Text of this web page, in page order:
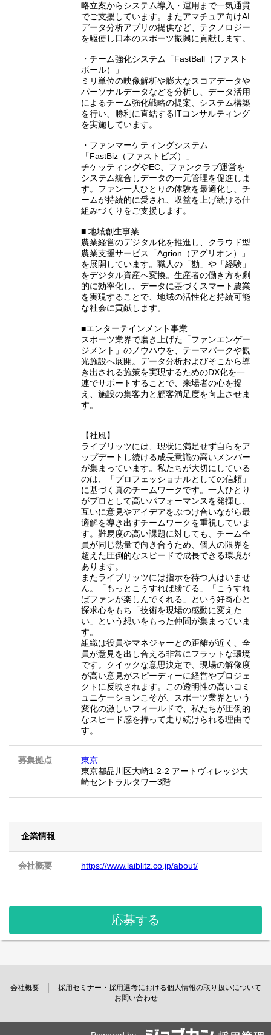
略立案からシステム導入・運用まで一気通貫
でご支援しています。またアマチュア向けAI
データ分析アプリの提供など、テクノロジー
を駆使し日本のスポーツ振興に貢献します。
・チーム強化システム「FastBall（ファスト
ボール）」
ミリ単位の映像解析や膨大なスコアデータや
パーソナルデータなどを分析し、データ活用
によるチーム強化戦略の提案、システム構築
を行い、勝利に直結するITコンサルティング
を実施しています。
・ファンマーケティングシステム
「FastBiz（ファストビズ）」
チケッティングやEC、ファンクラブ運営を
システム統合しデータの一元管理を促進しま
す。ファン一人ひとりの体験を最適化し、チ
ームが持続的に愛され、収益を上げ続ける仕
組みづくりをご支援します。
■ 地域創生事業
農業経営のデジタル化を推進し、クラウド型
農業支援サービス「Agrion（アグリオン）」
を展開しています。職人の「勘」や「経験」
をデジタル資産へ変換。生産者の働き方を劇
的に効率化し、データに基づくスマート農業
を実現することで、地域の活性化と持続可能
な社会に貢献します。
■エンターテインメント事業
スポーツ業界で磨き上げた「ファンエンゲー
ジメント」のノウハウを、テーマパークや観
光施設へ展開。データ分析およびそこから導
き出される施策を実現するためのDX化を一
連でサポートすることで、来場者の心を捉
え、施設の集客力と顧客満足度を向上させま
す。
【社風】
ライブリッツには、現状に満足せず自らをア
ップデートし続ける成長意識の高いメンバー
が集まっています。私たちが大切にしている
のは、「プロフェッショナルとしての信頼」
に基づく真のチームワークです。一人ひとり
がプロとして高いパフォーマンスを発揮し、
互いに意見やアイデアをぶつけ合いながら最
適解を導き出すチームワークを重視していま
す。難易度の高い課題に対しても、チーム全
員が同じ熱量で向き合うため、個人の限界を
超えた圧倒的なスピードで成長できる環境が
あります。
またライブリッツには指示を待つ人はいませ
ん。「もっとこうすれば勝てる」「こうすれ
ばファンが楽しんでくれる」という好奇心と
探求心をもち「技術を現場の感動に変えた
い」という想いをもった仲間が集まっていま
す。
組織は役員やマネジャーとの距離が近く、全
員が意見を出し合える非常にフラットな環境
です。クイックな意思決定で、現場の解像度
が高い意見がスピーディーに経営やプロジェ
クトに反映されます。この透明性の高いコミ
ュニケーションこそが、スポーツ業界という
変化の激しいフィールドで、私たちが圧倒的
なスピード感を持って走り続けられる理由で
す。
募集拠点
東京
東京都品川区大崎1-2-2 アートヴィレッジ大
崎セントラルタワー3階
企業情報
会社概要 https://www.laiblitz.co.jp/about/
応募する
会社概要
採用セミナー・採用選考における個人情報の取り扱いについて
お問い合わせ